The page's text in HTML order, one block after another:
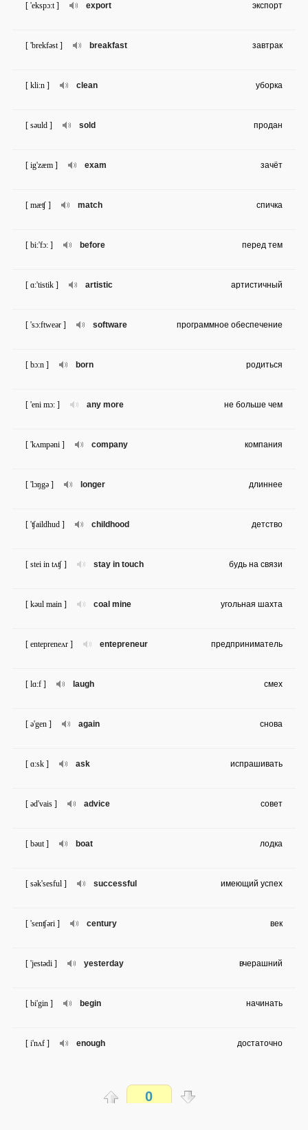
export
[ 'ekspɔ:t ] экспорт
breakfast
[ 'brekfəst ] завтрак
clean
[ kli:n ] уборка
sold
[ səuld ] продан
exam
[ ig'zæm ] зачёт
match
[ mæʧ ] спичка
before
[ bi:'fɔ: ] перед тем
artistic
[ ɑ:'tistik ] артистичный
software
[ 'sɔ:ftweər ] программное обеспечение
born
[ bɔ:n ] родиться
any more
[ 'eni mɔ: ] не больше чем
company
[ 'kʌmpəni ] компания
longer
[ 'lɔŋgə ] длиннее
childhood
[ 'ʧaildhud ] детство
stay in touch
[ stei in tʌʧ ] будь на связи
coal mine
[ kəul main ] угольная шахта
entepreneur
[ entepreneʌr ] предприниматель
laugh
[ lɑ:f ] смех
again
[ ə'gen ] снова
ask
[ ɑ:sk ] испрашивать
advice
[ əd'vais ] совет
boat
[ bəut ] лодка
successful
[ sək'sesful ] имеющий успех
century
[ 'senʧəri ] век
yesterday
[ 'jestədi ] вчерашний
begin
[ bi'gin ] начинать
enough
[ i'nʌf ] достаточно
0